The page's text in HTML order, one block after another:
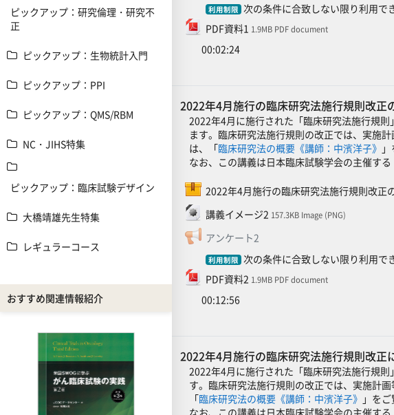
ピックアップ：研究倫理・研究不
正
ピックアップ：生物統計入門
ピックアップ：PPI
ピックアップ：QMS/RBM
NC・JIHS特集
ピックアップ：臨床試験デザイン
大橋靖雄先生特集
レギュラーコース
おすすめ関連情報紹介
利用制限 次の条件に合致しない限り利用で
PDF資料1
ファイル1.9MB PDF document
00:02:24
2022年4月施行の臨床研究法施行規則改正
2022年4月に施行された「臨床研究法施行規
ます。臨床研究法施行規則の改正では、実施
は、「臨床研究法の概要《講師：中濱洋子》
なお、この講義は日本臨床試験学会の主催す
2022年4月施行の臨床研究法施行規則改正
講義イメージ2ファイル157.3KB Image (PNG)
アンケート2フィードバック
利用制限 次の条件に合致しない限り利用で
PDF資料2
ファイル1.9MB PDF document
00:12:56
2022年4月施行の臨床研究法施行規則改正
2022年4月に施行された「臨床研究法施行規
す。臨床研究法施行規則の改正では、実施計
「臨床研究法の概要《講師：中濱洋子》 」をご
なお、この講義は日本臨床試験学会の主催す